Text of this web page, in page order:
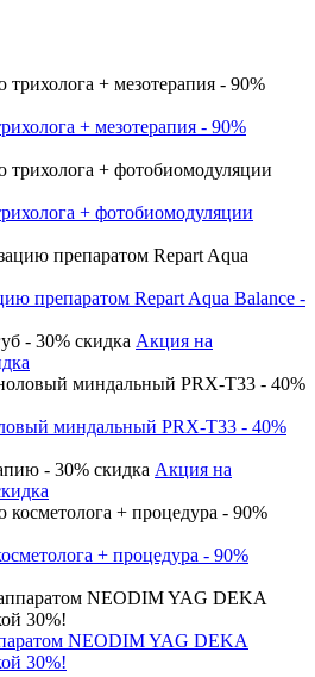
+ мезотерапия - 90%
+ фотобиомодуляции
препаратом Repart Aqua Balance -
Акция на
миндальный PRX-T33 - 40%
Акция на
+ процедура - 90%
NEODIM YAG DEKA
30%!